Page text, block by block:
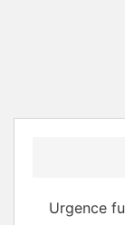
Urgence